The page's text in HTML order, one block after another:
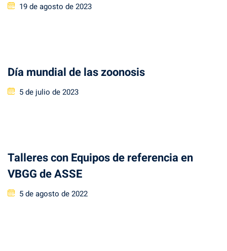
Posted
19 de agosto de 2023
Día mundial de las zoonosis
Posted
5 de julio de 2023
Talleres con Equipos de referencia en
VBGG de ASSE
Posted
5 de agosto de 2022